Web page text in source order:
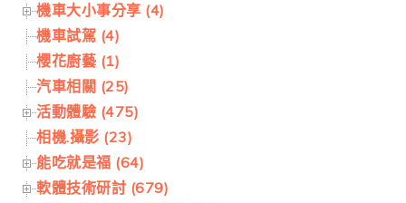
機車大小事分享 (4)
機車試駕 (4)
櫻花廚藝 (1)
汽車相關 (25)
活動體驗 (475)
相機.攝影 (23)
能吃就是福 (64)
軟體技術研討 (679)